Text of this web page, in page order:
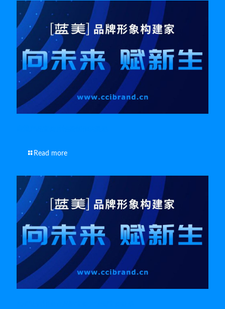
Read more